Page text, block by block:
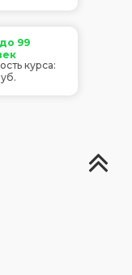
99
курса: